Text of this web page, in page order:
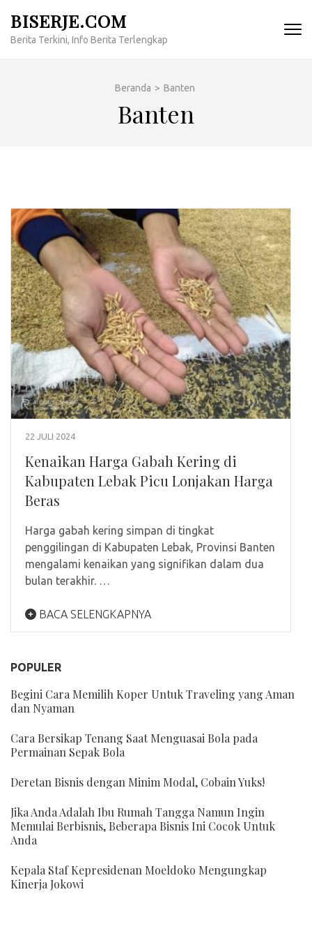
konten
BISERJE.COM
Berita Terkini, Info Berita Terlengkap
Beranda > Banten
Banten
22 JULI 2024
Kenaikan Harga Gabah Kering di
Kabupaten Lebak Picu Lonjakan Harga
Beras
Harga gabah kering simpan di tingkat
penggilingan di Kabupaten Lebak, Provinsi Banten
mengalami kenaikan yang signifikan dalam dua
bulan terakhir. …
BACA SELENGKAPNYA
POPULER
Begini Cara Memilih Koper Untuk Traveling yang Aman
dan Nyaman
Cara Bersikap Tenang Saat Menguasai Bola pada
Permainan Sepak Bola
Deretan Bisnis dengan Minim Modal, Cobain Yuks!
Jika Anda Adalah Ibu Rumah Tangga Namun Ingin
Memulai Berbisnis, Beberapa Bisnis Ini Cocok Untuk
Anda
Kepala Staf Kepresidenan Moeldoko Mengungkap
Kinerja Jokowi